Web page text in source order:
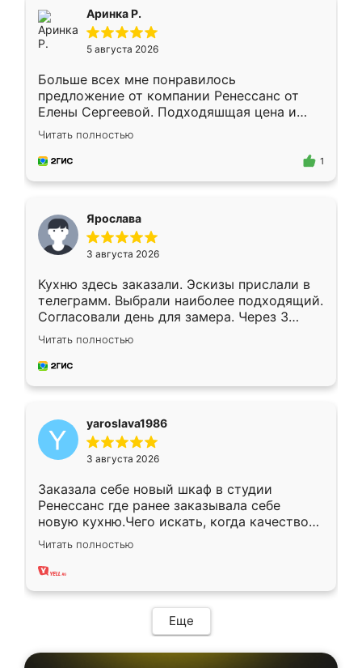
Аринка Р.
5 августа 2026
Больше всех мне понравилось
предложение от компании Ренессанс от
Елены Сергеевой. Подходяшщая цена и
короткие сроки изготовления. Приехавший
для замера сотрудник Владислав
предложил по моему эскизу самый
Читать полностью
1
Ярослава
3 августа 2026
Кухню здесь заказали. Эскизы прислали в
телеграмм. Выбрали наиболее подходящий.
Согласовали день для замера. Через 3
недели кухня была уже готова. Остались
довольны работой. Спасибо Ренессанс
мебель за качественную работу!
Читать полностью
yaroslava1986
3 августа 2026
Заказала себе новый шкаф в студии
Ренессанс где ранее заказывала себе
новую кухню.Чего искать, когда качеством
вполне довольна. Служит кухня уже почти
два года, нареканий нет.
Читать полностью
Еще